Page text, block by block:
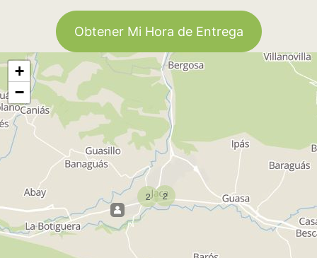
Obtener Mi Hora de Entrega
2 2
+
−